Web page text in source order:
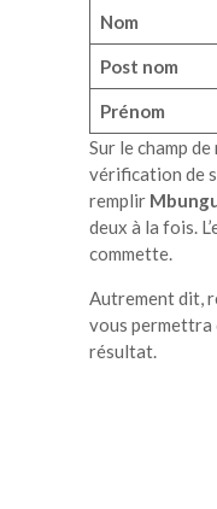
Nom
Post nom
Prénom
Sur le champ
vérification de
remplir
deux à la fois.
commette.
Autrement dit,
vous permettra
résultat.